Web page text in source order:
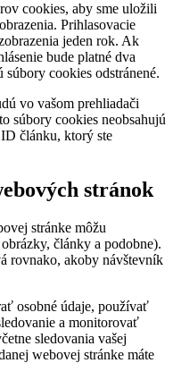
cookies, aby sme uložili
Prihlasovacie
jeden rok. Ak
bude platné dva
súbory cookies odstránené.
vo vašom prehliadači
súbory cookies neobsahujú
článku, ktorý ste
stránok
stránke môžu
články a podobne).
rovnako, akoby návštevník
osobné údaje, používať
a monitorovať
sledovania vašej
webovej stránke máte